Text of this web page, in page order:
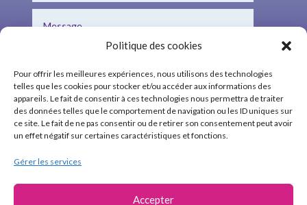
Politique des cookies
Pour offrir les meilleures expériences, nous utilisons des technologies
telles que les cookies pour stocker et/ou accéder aux informations des
appareils. Le fait de consentir à ces technologies nous permettra de traiter
des données telles que le comportement de navigation ou les ID uniques sur
ce site. Le fait de ne pas consentir ou de retirer son consentement peut avoir
un effet négatif sur certaines caractéristiques et fonctions.
Gérer les services
Accepter
6 + 1= Envoi
CGV